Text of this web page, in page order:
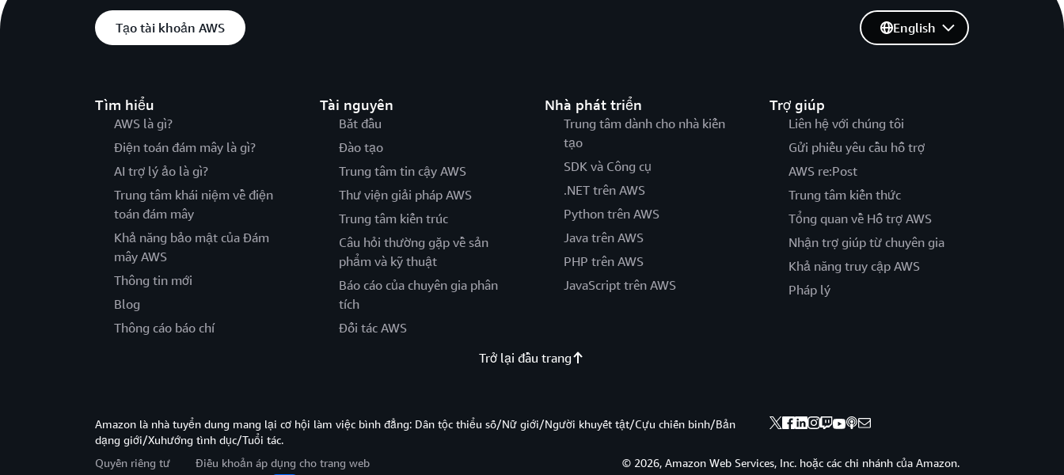
Tạo tài khoản AWS
Tìm hiểu
AWS là gì?
Điện toán đám mây là gì?
AI trợ lý ảo là gì?
Trung tâm khái niệm về điện
toán đám mây
Khả năng bảo mật của Đám
mây AWS
Thông tin mới
Blog
Thông cáo báo chí
Tài nguyên
Bắt đầu
Đào tạo
Trung tâm tin cậy AWS
Thư viện giải pháp AWS
Trung tâm kiến trúc
Câu hỏi thường gặp về sản
phẩm và kỹ thuật
Báo cáo của chuyên gia phân
tích
Đối tác AWS
Nhà phát triển
Trung tâm dành cho nhà kiến
tạo
SDK và Công cụ
.NET trên AWS
Python trên AWS
Java trên AWS
PHP trên AWS
JavaScript trên AWS
Trợ giúp
Liên hệ với chúng tôi
Gửi phiếu yêu cầu hỗ trợ
AWS re:Post
Trung tâm kiến thức
Tổng quan về Hỗ trợ AWS
Nhận trợ giúp từ chuyên gia
Khả năng truy cập AWS
Pháp lý
English
Trở lại đầu trang
Amazon là nhà tuyển dung mang lại cơ hội làm việc bình đẳng: Dân tộc thiểu số/Nữ giới/Người khuyết tật/Cựu chiến binh/Bản
dạng giới/Xuhướng tình dục/Tuổi tác.
Quyền riêng tư
Điều khoản áp dụng cho trang web
© 2026, Amazon Web Services, Inc. hoặc các chi nhánh của Amazon.